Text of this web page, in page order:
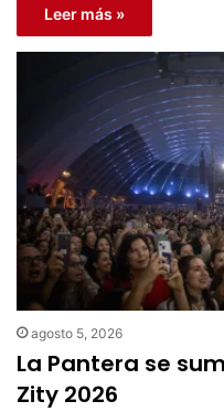
Leer más »
agosto 5, 2026
La Pantera se
Zity 2026